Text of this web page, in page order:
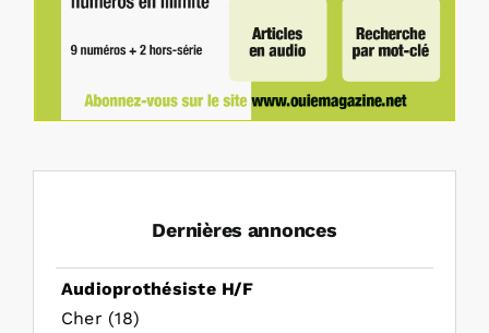
Dernières annonces
Audioprothésiste H/F
Cher (18)